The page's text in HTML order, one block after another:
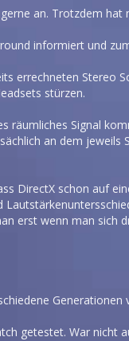
an. Trotzdem
informiert und
errechneten Stereo
stürzen.
räumliches Signal
an dem
DirectX schon auf
erst wenn man sich
getestet. War